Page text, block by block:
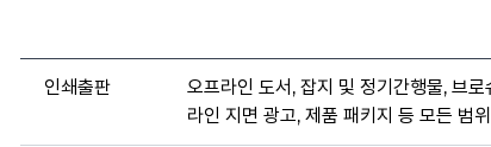
인쇄출판
오프라인 도서, 잡지 및 정기간행물, 브
라인 지면 광고, 제품 패키지 등 모든 범위